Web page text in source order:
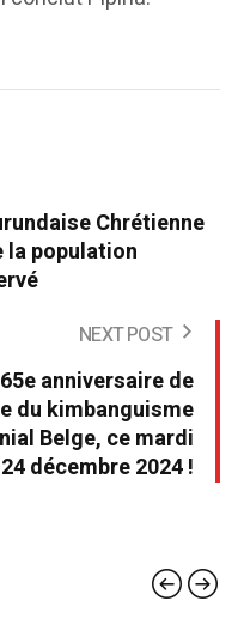
Chrétienne
la population
NEXT POST
anniversaire de
du kimbanguisme
Belge, ce mardi
24 décembre 2024 !